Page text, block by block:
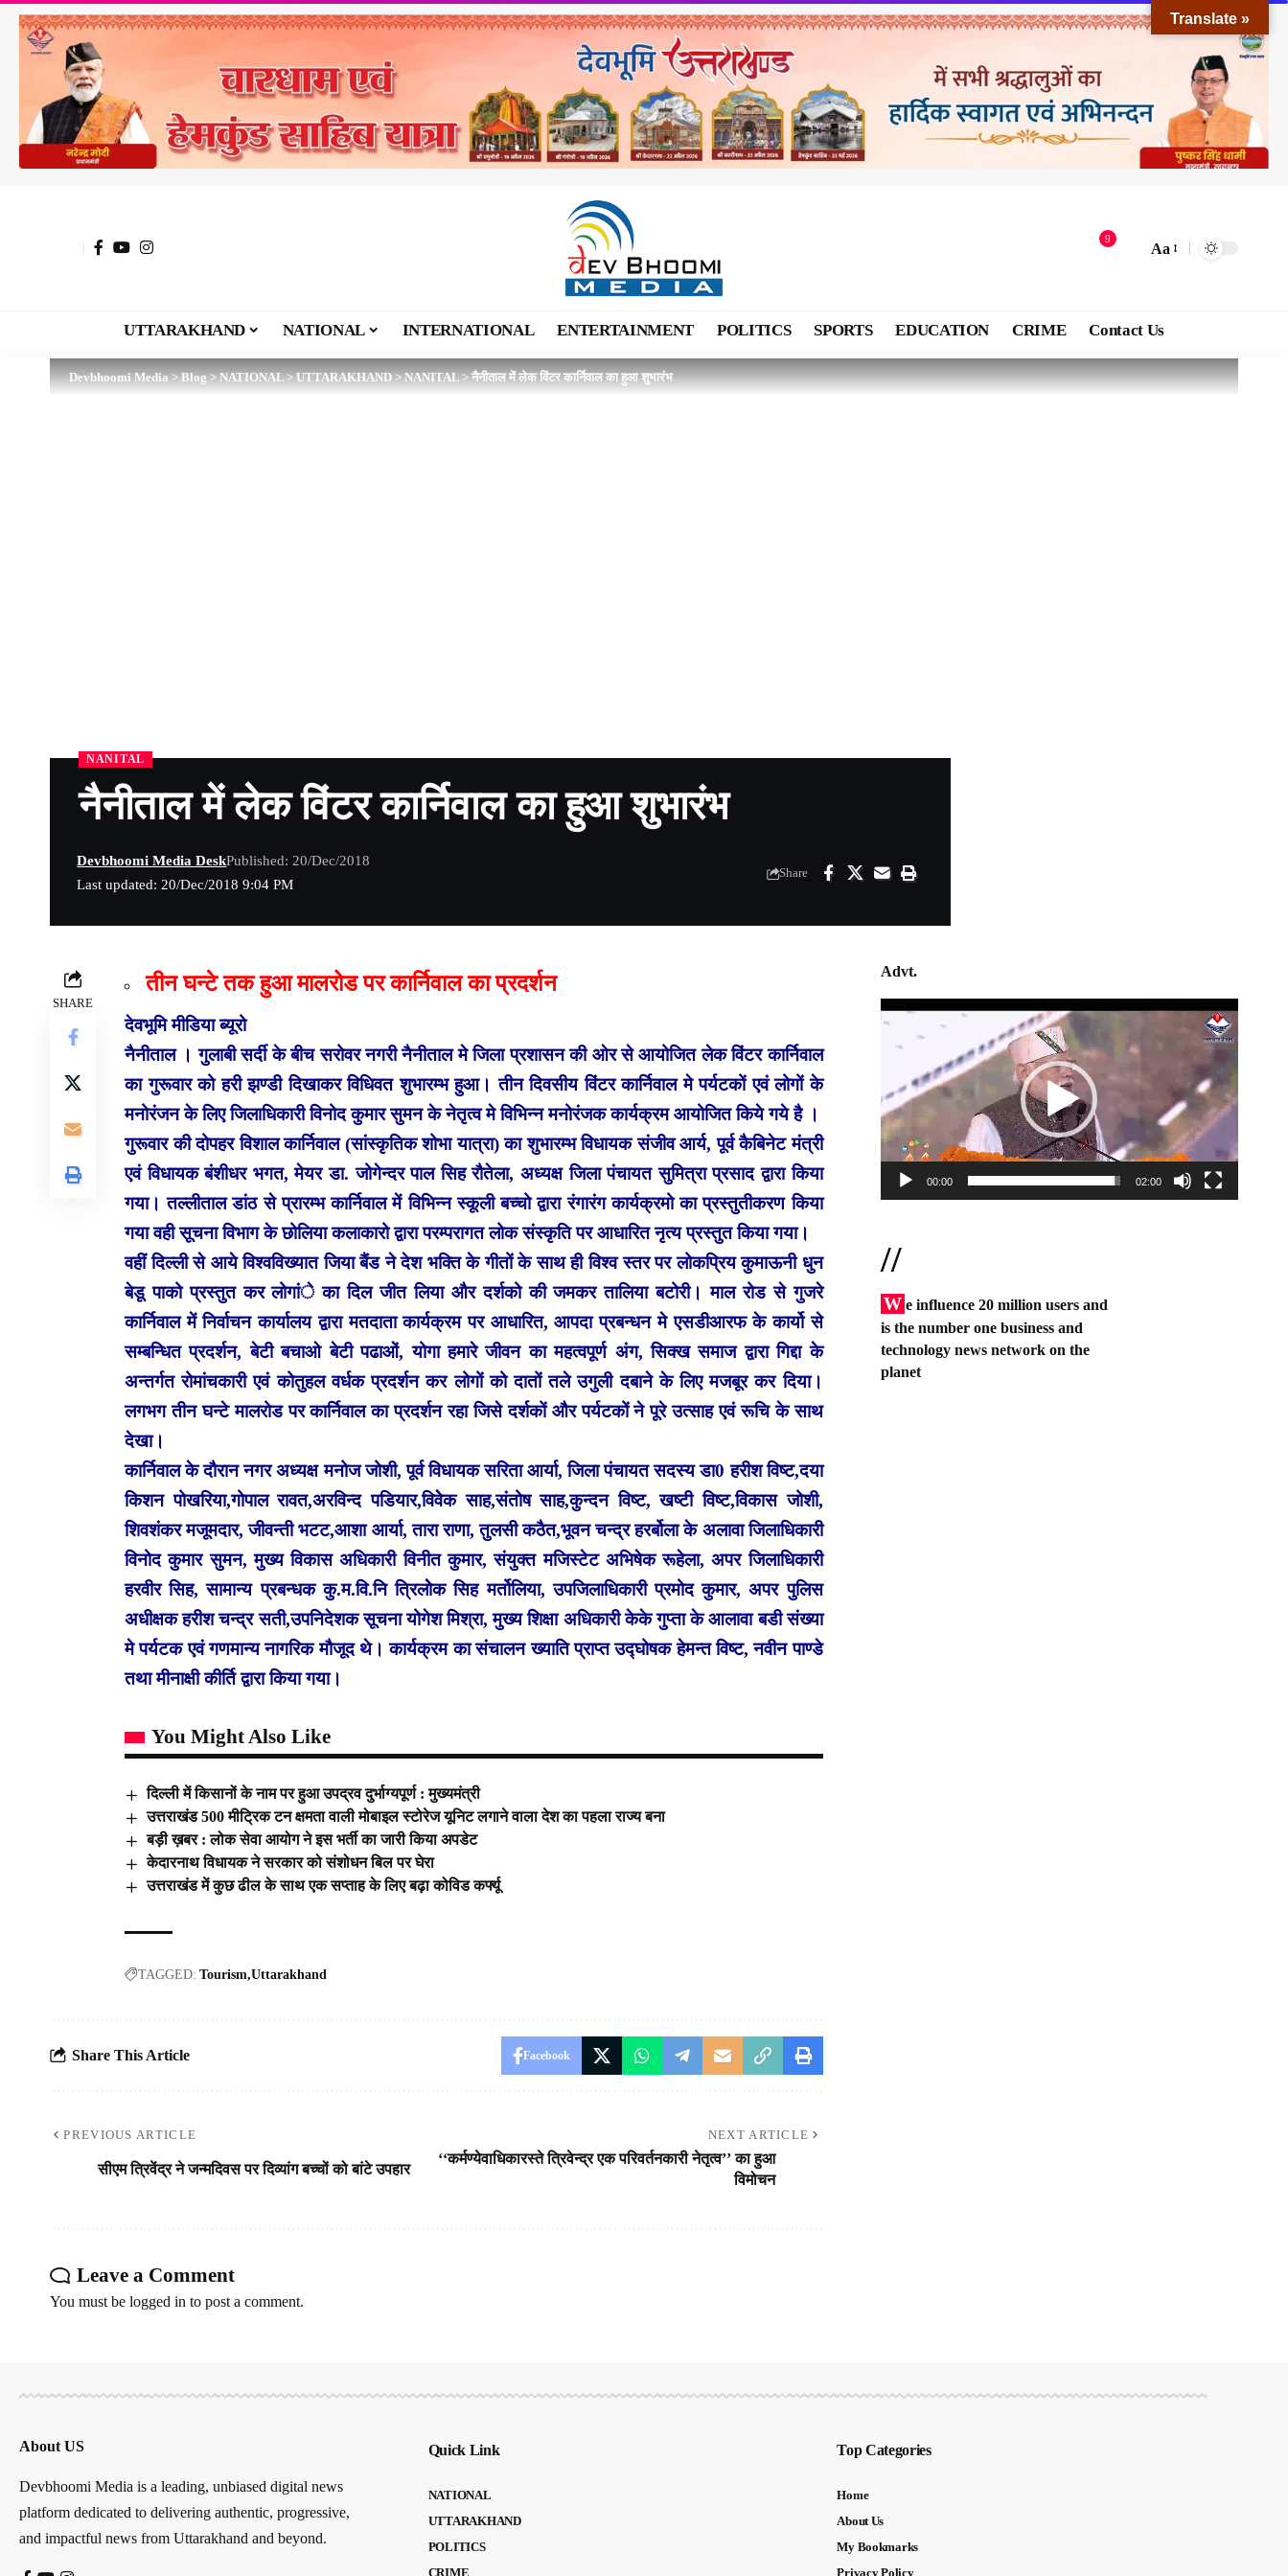
9
Aa
UTTARAKHAND NATIONAL INTERNATIONAL ENTERTAINMENT POLITICS SPORTS EDUCATION CRIME Contact Us
Devbhoomi Media>Blog>NATIONAL>UTTARAKHAND>NANITAL>नैनीताल में लेक विंटर कार्निवाल का हुआ शुभारंभ
NANITAL
नैनीताल में लेक विंटर कार्निवाल का हुआ शुभारंभ
Last updated: 20/Dec/2018 9:04 PM
Devbhoomi Media DeskPublished: 20/Dec/2018
Share
SHARE
तीन घन्टे तक हुआ मालरोड पर कार्निवाल का प्रदर्शन
देवभूमि मीडिया ब्यूरो
नैनीताल । गुलाबी सर्दी के बीच सरोवर नगरी नैनीताल मे जिला प्रशासन की ओर से आयोजित लेक विंटर कार्निवाल
का गुरूवार को हरी झण्डी दिखाकर विधिवत शुभारम्भ हुआ। तीन दिवसीय विंटर कार्निवाल मे पर्यटकों एवं लोगों के
मनोरंजन के लिए जिलाधिकारी विनोद कुमार सुमन के नेतृत्व मे विभिन्न मनोरंजक कार्यक्रम आयोजित किये गये है ।
गुरूवार की दोपहर विशाल कार्निवाल (सांस्कृतिक शोभा यात्रा) का शुभारम्भ विधायक संजीव आर्य, पूर्व कैबिनेट मंत्री
एवं विधायक बंशीधर भगत, मेयर डा. जोगेन्दर पाल सिह रौतेला, अध्यक्ष जिला पंचायत सुमित्रा प्रसाद द्वारा किया
गया। तल्लीताल डांठ से प्रारम्भ कार्निवाल में विभिन्न स्कूली बच्चो द्वारा रंगारंग कार्यक्रमो का प्रस्तुतीकरण किया
गया वही सूचना विभाग के छोलिया कलाकारो द्वारा परम्परागत लोक संस्कृति पर आधारित नृत्य प्रस्तुत किया गया।
वहीं दिल्ली से आये विश्वविख्यात जिया बैंड ने देश भक्ति के गीतों के साथ ही विश्व स्तर पर लोकप्रिय कुमाऊनी धुन
बेडू पाको प्रस्तुत कर लोगांे का दिल जीत लिया और दर्शको की जमकर तालिया बटोरी। माल रोड से गुजरे
कार्निवाल में निर्वाचन कार्यालय द्वारा मतदाता कार्यक्रम पर आधारित, आपदा प्रबन्धन मे एसडीआरफ के कार्यो से
सम्बन्धित प्रदर्शन, बेटी बचाओ बेटी पढाओं, योगा हमारे जीवन का महत्वपूर्ण अंग, सिक्ख समाज द्वारा गिद्दा के
अन्तर्गत रोमांचकारी एवं कोतुहल वर्धक प्रदर्शन कर लोगों को दातों तले उगुली दबाने के लिए मजबूर कर दिया।
लगभग तीन घन्टे मालरोड पर कार्निवाल का प्रदर्शन रहा जिसे दर्शकों और पर्यटकों ने पूरे उत्साह एवं रूचि के साथ
देखा।
कार्निवाल के दौरान नगर अध्यक्ष मनोज जोशी, पूर्व विधायक सरिता आर्या, जिला पंचायत सदस्य डा0 हरीश विष्ट,दया
किशन पोखरिया,गोपाल रावत,अरविन्द पडियार,विवेेक साह,संतोष साह,कुन्दन विष्ट, खष्टी विष्ट,विकास जोशी,
शिवशंकर मजूमदार, जीवन्ती भटट,आशा आर्या, तारा राणा, तुलसी कठैत,भूवन चन्द्र हरर्बोला के अलावा जिलाधिकारी
विनोद कुमार सुमन, मुख्य विकास अधिकारी विनीत कुमार, संयुक्त मजिस्टेट अभिषेक रूहेला, अपर जिलाधिकारी
हरवीर सिह, सामान्य प्रबन्धक कु.म.वि.नि त्रिलोेक सिह मर्तोलिया, उपजिलाधिकारी प्रमोद कुमार, अपर पुलिस
अधीक्षक हरीश चन्द्र सती,उपनिदेशक सूचना योगेश मिश्रा, मुख्य शिक्षा अधिकारी केके गुप्ता के आलावा बडी संख्या
मे पर्यटक एवं गणमान्य नागरिक मौजूद थे। कार्यक्रम का संचालन ख्याति प्राप्त उद्घोषक हेमन्त विष्ट, नवीन पाण्डे
तथा मीनाक्षी कीर्ति द्वारा किया गया।
You Might Also Like
दिल्ली में किसानों के नाम पर हुआ उपद्रव दुर्भाग्यपूर्ण : मुख्यमंत्री
उत्तराखंड 500 मीट्रिक टन क्षमता वाली मोबाइल स्टोरेज यूनिट लगाने वाला देश का पहला राज्य बना
बड़ी ख़बर : लोक सेवा आयोग ने इस भर्ती का जारी किया अपडेट
केदारनाथ विधायक ने सरकार को संशोधन बिल पर घेरा
उत्तराखंड में कुछ ढील के साथ एक सप्ताह के लिए बढ़ा कोविड कर्फ्यू
TAGGED: Tourism Uttarakhand
Share This Article Facebook
PREVIOUS ARTICLE
सीएम त्रिवेंद्र ने जन्मदिवस पर दिव्यांग बच्चों को बांटे उपहार
NEXT ARTICLE
‘‘कर्मण्येवाधिकारस्ते त्रिवेन्द्र एक परिवर्तनकारी नेतृत्व’’ का हुआ
विमोचन
Leave a Comment
You must be logged in to post a comment.
Advt.
Video
00:00 02:00
//
W e influence 20 million users and
is the number one business and
technology news network on the
planet
About US
Devbhoomi Media is a leading, unbiased digital news
platform dedicated to delivering authentic, progressive,
and impactful news from Uttarakhand and beyond.
Quick Link
NATIONAL
UTTARAKHAND
POLITICS
CRIME
Top Categories
Home
About Us
My Bookmarks
Privacy Policy
Translate »